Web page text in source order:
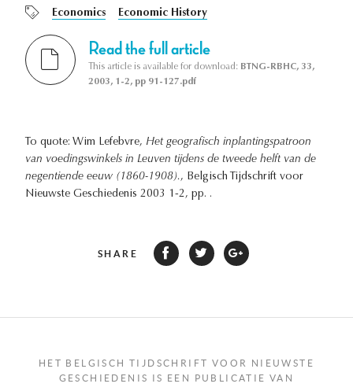
Economics Economic History
Read the full article
This article is available for download: BTNG-RBHC, 33,
2003, 1-2, pp 91-127.pdf
To quote: Wim Lefebvre, Het geografisch inplantingspatroon
van voedingswinkels in Leuven tijdens de tweede helft van de
negentiende eeuw (1860-1908)., Belgisch Tijdschrift voor
Nieuwste Geschiedenis 2003 1-2, pp. .
SHARE
HET BELGISCH TIJDSCHRIFT VOOR NIEUWSTE
GESCHIEDENIS IS EEN PUBLICATIE VAN